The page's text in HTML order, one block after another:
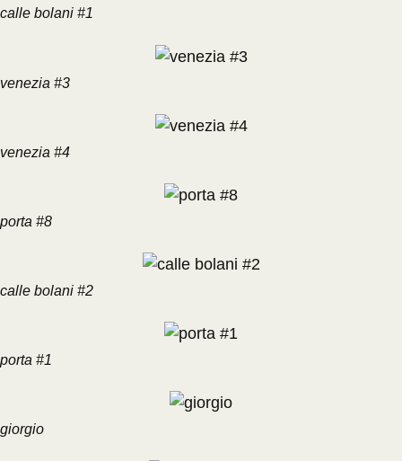
calle bolani #1
venezia #3
venezia #4
porta #8
calle bolani #2
porta #1
giorgio